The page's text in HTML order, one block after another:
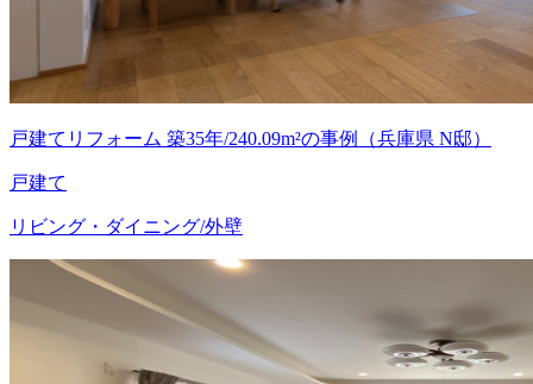
戸建てリフォーム 築35年/240.09m²の事例（兵庫県 N邸）
戸建て
リビング・ダイニング/外壁